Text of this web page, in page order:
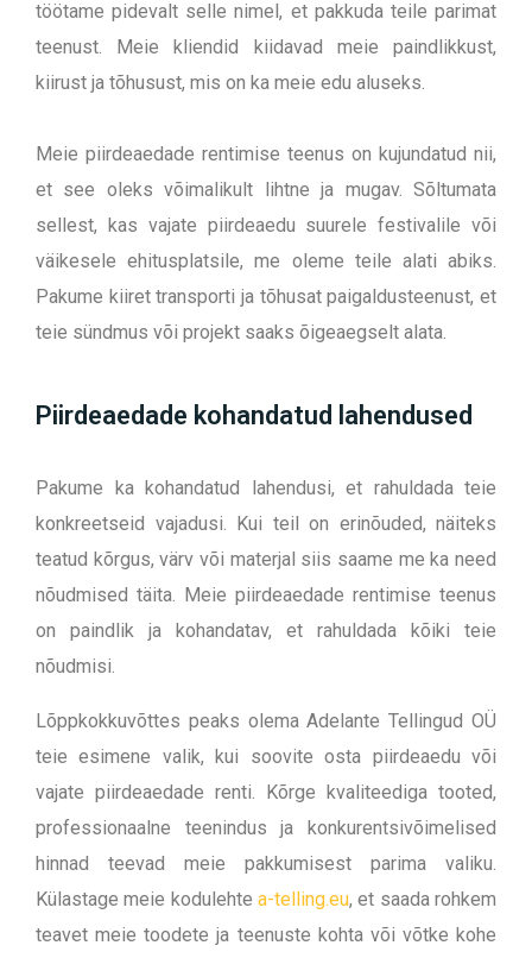
töötame pidevalt selle nimel, et pakkuda teile parimat
teenust. Meie kliendid kiidavad meie paindlikkust,
kiirust ja tõhusust, mis on ka meie edu aluseks.
Meie piirdeaedade rentimise teenus on kujundatud nii,
et see oleks võimalikult lihtne ja mugav. Sõltumata
sellest, kas vajate piirdeaedu suurele festivalile või
väikesele ehitusplatsile, me oleme teile alati abiks.
Pakume kiiret transporti ja tõhusat paigaldusteenust, et
teie sündmus või projekt saaks õigeaegselt alata.
Piirdeaedade kohandatud lahendused
Pakume ka kohandatud lahendusi, et rahuldada teie
konkreetseid vajadusi. Kui teil on erinõuded, näiteks
teatud kõrgus, värv või materjal siis saame me ka need
nõudmised täita. Meie piirdeaedade rentimise teenus
on paindlik ja kohandatav, et rahuldada kõiki teie
nõudmisi.
Lõppkokkuvõttes peaks olema Adelante Tellingud OÜ
teie esimene valik, kui soovite osta piirdeaedu või
vajate piirdeaedade renti. Kõrge kvaliteediga tooted,
professionaalne teenindus ja konkurentsivõimelised
hinnad teevad meie pakkumisest parima valiku.
Külastage meie kodulehte a-telling.eu, et saada rohkem
teavet meie toodete ja teenuste kohta või võtke kohe